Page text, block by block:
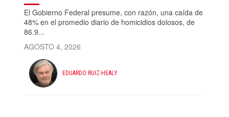
El Gobierno Federal presume, con razón, una caída de
48% en el promedio diario de homicidios dolosos, de
86.9...
AGOSTO 4, 2026
EDUARDO RUIZ-HEALY